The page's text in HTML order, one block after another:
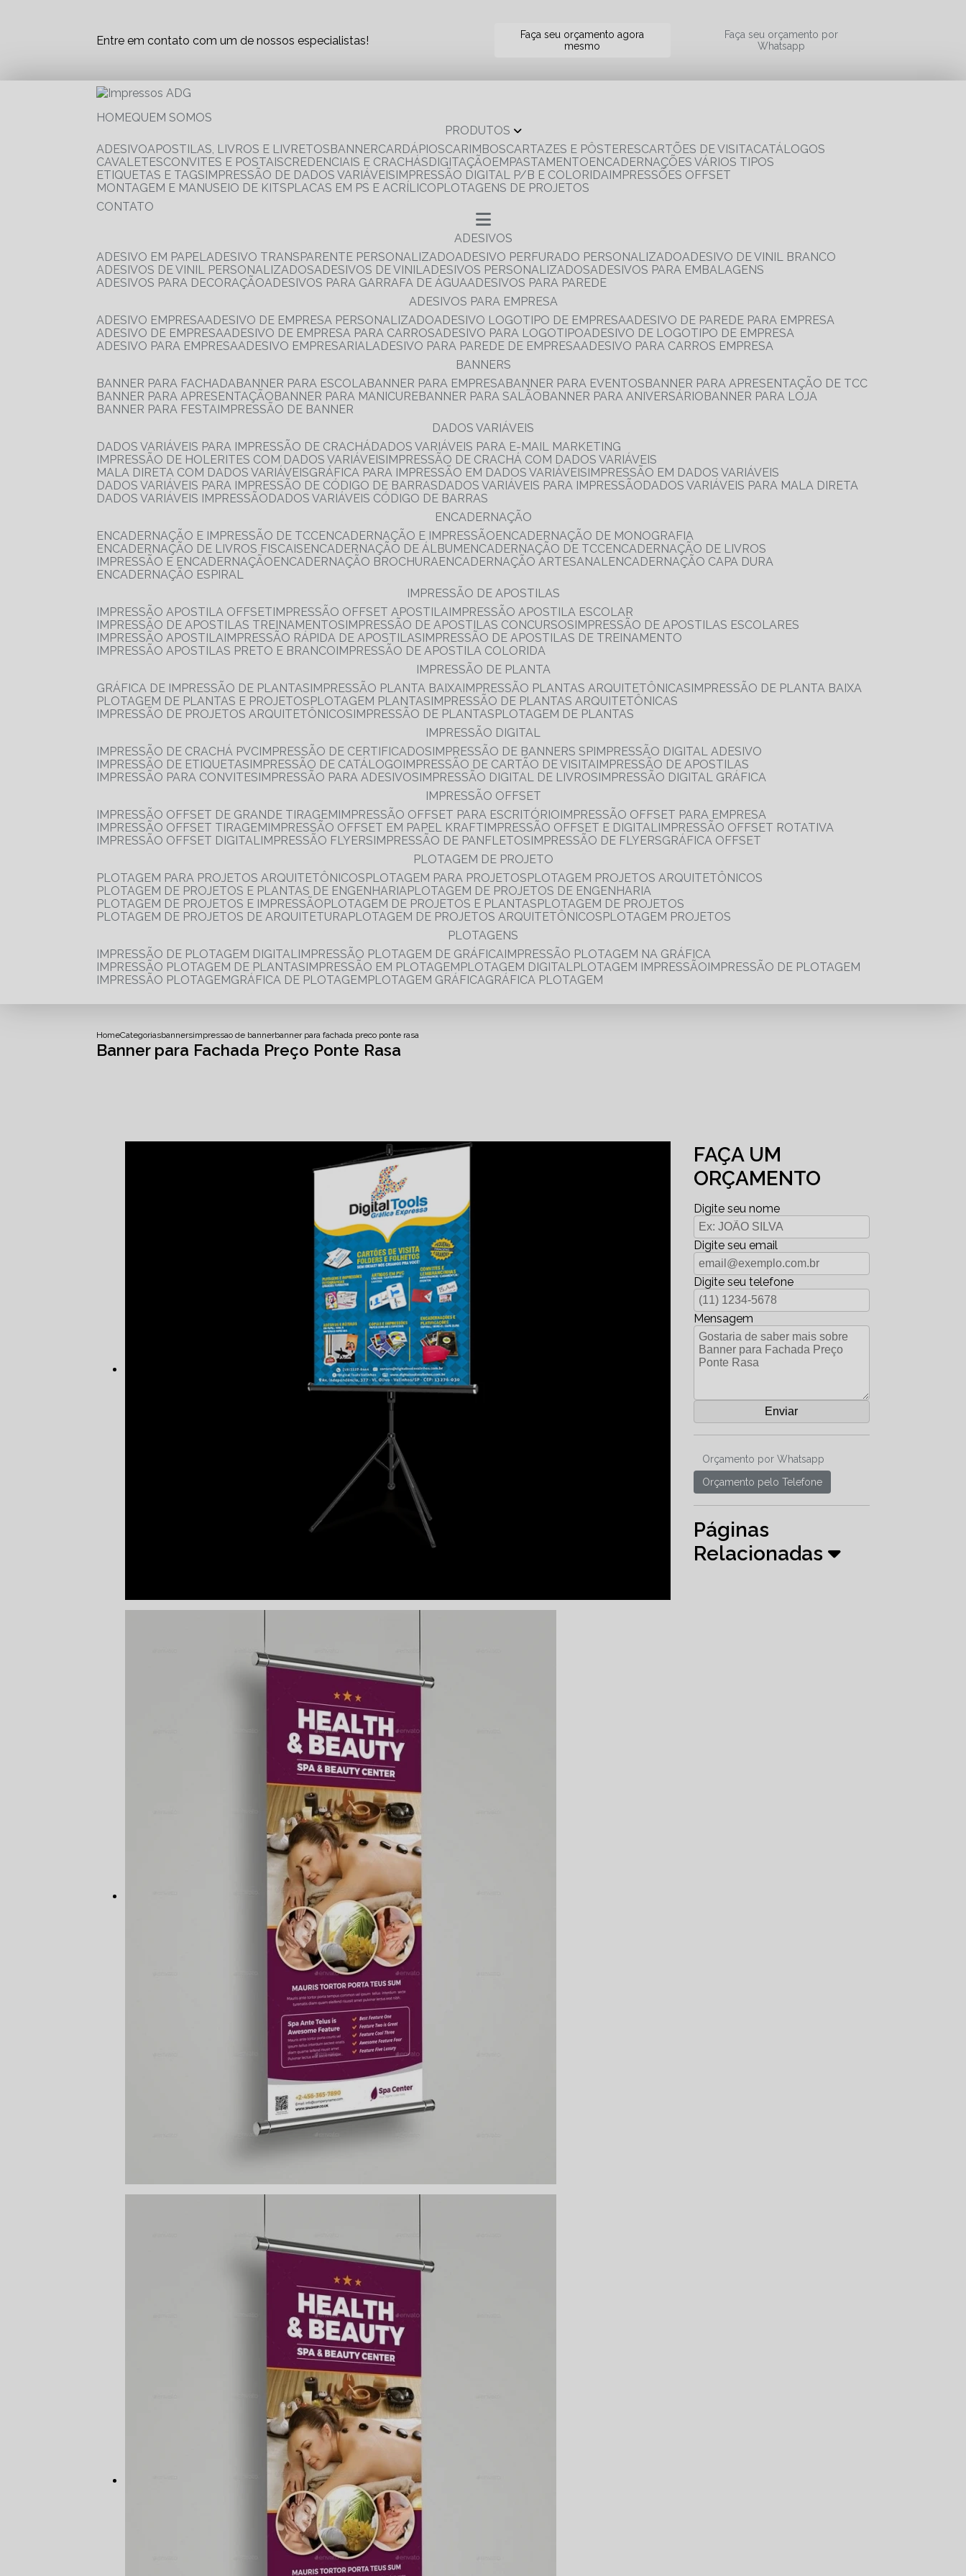
Entre em contato com um de nossos especialistas!
Faça seu orçamento agora
mesmo
Faça seu orçamento por
Whatsapp
HOME
QUEM SOMOS
PRODUTOS
ADESIVO
APOSTILAS, LIVROS E LIVRETOS BANNER CARDÁPIOS CARIMBOS CARTAZES E PÔSTERES CARTÕES DE VISITA
CATÁLOGOS
CAVALETES
CONVITES E POSTAIS CREDENCIAIS E CRACHÁS DIGITAÇÃO EMPASTAMENTO
ENCADERNAÇÕES VÁRIOS TIPOS
ETIQUETAS E TAGS IMPRESSÃO DE DADOS VARIÁVEIS IMPRESSÃO DIGITAL P/B E COLORIDA IMPRESSÕES OFFSET
MONTAGEM E MANUSEIO DE KITS
PLACAS EM PS E ACRÍLICO
PLOTAGENS DE PROJETOS
CONTATO
ADESIVOS
ADESIVO EM PAPEL
ADESIVO TRANSPARENTE PERSONALIZADO ADESIVO PERFURADO PERSONALIZADO
ADESIVO DE VINIL BRANCO
ADESIVOS DE VINIL PERSONALIZADOS
ADESIVOS DE VINIL ADESIVOS PERSONALIZADOS
ADESIVOS PARA EMBALAGENS
ADESIVOS PARA DECORAÇÃO
ADESIVOS PARA GARRAFA DE ÁGUA
ADESIVOS PARA PAREDE
ADESIVOS PARA EMPRESA
ADESIVO EMPRESA
ADESIVO DE EMPRESA PERSONALIZADO ADESIVO LOGOTIPO DE EMPRESA
ADESIVO DE PAREDE PARA EMPRESA
ADESIVO DE EMPRESA
ADESIVO DE EMPRESA PARA CARROS ADESIVO PARA LOGOTIPO
ADESIVO DE LOGOTIPO DE EMPRESA
ADESIVO PARA EMPRESA
ADESIVO EMPRESARIAL ADESIVO PARA PAREDE DE EMPRESA
ADESIVO PARA CARROS EMPRESA
BANNERS
BANNER PARA FACHADA
BANNER PARA ESCOLA BANNER PARA EMPRESA BANNER PARA EVENTOS
BANNER PARA APRESENTAÇÃO DE TCC
BANNER PARA APRESENTAÇÃO
BANNER PARA MANICURE BANNER PARA SALÃO BANNER PARA ANIVERSÁRIO
BANNER PARA LOJA
BANNER PARA FESTA IMPRESSÃO DE BANNER
DADOS VARIÁVEIS
DADOS VARIÁVEIS PARA IMPRESSÃO DE CRACHÁ
DADOS VARIÁVEIS PARA E-MAIL MARKETING
IMPRESSÃO DE HOLERITES COM DADOS VARIÁVEIS IMPRESSÃO DE CRACHÁ COM DADOS VARIÁVEIS
MALA DIRETA COM DADOS VARIÁVEIS
GRÁFICA PARA IMPRESSÃO EM DADOS VARIÁVEIS IMPRESSÃO EM DADOS VARIÁVEIS
DADOS VARIÁVEIS PARA IMPRESSÃO DE CÓDIGO DE BARRAS
DADOS VARIÁVEIS PARA IMPRESSÃO
DADOS VARIÁVEIS PARA MALA DIRETA
DADOS VARIÁVEIS IMPRESSÃO
DADOS VARIÁVEIS CÓDIGO DE BARRAS
ENCADERNAÇÃO
ENCADERNAÇÃO E IMPRESSÃO DE TCC
ENCADERNAÇÃO E IMPRESSÃO
ENCADERNAÇÃO DE MONOGRAFIA
ENCADERNAÇÃO DE LIVROS FISCAIS
ENCADERNAÇÃO DE ÁLBUM ENCADERNAÇÃO DE TCC
ENCADERNAÇÃO DE LIVROS
IMPRESSÃO E ENCADERNAÇÃO
ENCADERNAÇÃO BROCHURA ENCADERNAÇÃO ARTESANAL
ENCADERNAÇÃO CAPA DURA
ENCADERNAÇÃO ESPIRAL
IMPRESSÃO DE APOSTILAS
IMPRESSÃO APOSTILA OFFSET IMPRESSÃO OFFSET APOSTILA IMPRESSÃO APOSTILA ESCOLAR
IMPRESSÃO DE APOSTILAS TREINAMENTOS IMPRESSÃO DE APOSTILAS CONCURSOS IMPRESSÃO DE APOSTILAS ESCOLARES
IMPRESSÃO APOSTILA IMPRESSÃO RÁPIDA DE APOSTILAS IMPRESSÃO DE APOSTILAS DE TREINAMENTO
IMPRESSÃO APOSTILAS PRETO E BRANCO IMPRESSÃO DE APOSTILA COLORIDA
IMPRESSÃO DE PLANTA
GRÁFICA DE IMPRESSÃO DE PLANTAS IMPRESSÃO PLANTA BAIXA IMPRESSÃO PLANTAS ARQUITETÔNICAS IMPRESSÃO DE PLANTA BAIXA
PLOTAGEM DE PLANTAS E PROJETOS
PLOTAGEM PLANTAS IMPRESSÃO DE PLANTAS ARQUITETÔNICAS
IMPRESSÃO DE PROJETOS ARQUITETÔNICOS IMPRESSÃO DE PLANTAS
PLOTAGEM DE PLANTAS
IMPRESSÃO DIGITAL
IMPRESSÃO DE CRACHÁ PVC IMPRESSÃO DE CERTIFICADOS IMPRESSÃO DE BANNERS SP IMPRESSÃO DIGITAL ADESIVO
IMPRESSÃO DE ETIQUETAS IMPRESSÃO DE CATÁLOGO IMPRESSÃO DE CARTÃO DE VISITA IMPRESSÃO DE APOSTILAS
IMPRESSÃO PARA CONVITES IMPRESSÃO PARA ADESIVOS IMPRESSÃO DIGITAL DE LIVROS IMPRESSÃO DIGITAL GRÁFICA
IMPRESSÃO OFFSET
IMPRESSÃO OFFSET DE GRANDE TIRAGEM IMPRESSÃO OFFSET PARA ESCRITÓRIO IMPRESSÃO OFFSET PARA EMPRESA
IMPRESSÃO OFFSET TIRAGEM IMPRESSÃO OFFSET EM PAPEL KRAFT IMPRESSÃO OFFSET E DIGITAL IMPRESSÃO OFFSET ROTATIVA
IMPRESSÃO OFFSET DIGITAL IMPRESSÃO FLYERS IMPRESSÃO DE PANFLETOS IMPRESSÃO DE FLYERS
GRÁFICA OFFSET
PLOTAGEM DE PROJETO
PLOTAGEM PARA PROJETOS ARQUITETÔNICOS
PLOTAGEM PARA PROJETOS
PLOTAGEM PROJETOS ARQUITETÔNICOS
PLOTAGEM DE PROJETOS E PLANTAS DE ENGENHARIA
PLOTAGEM DE PROJETOS DE ENGENHARIA
PLOTAGEM DE PROJETOS E IMPRESSÃO
PLOTAGEM DE PROJETOS E PLANTAS
PLOTAGEM DE PROJETOS
PLOTAGEM DE PROJETOS DE ARQUITETURA
PLOTAGEM DE PROJETOS ARQUITETÔNICOS
PLOTAGEM PROJETOS
PLOTAGENS
IMPRESSÃO DE PLOTAGEM DIGITAL IMPRESSÃO PLOTAGEM DE GRÁFICA IMPRESSÃO PLOTAGEM NA GRÁFICA
IMPRESSÃO PLOTAGEM DE PLANTAS IMPRESSÃO EM PLOTAGEM PLOTAGEM DIGITAL PLOTAGEM IMPRESSÃO IMPRESSÃO DE PLOTAGEM
IMPRESSÃO PLOTAGEM
GRÁFICA DE PLOTAGEM PLOTAGEM GRÁFICA GRÁFICA PLOTAGEM
HomeCategoriasbannersimpressao de bannerbanner para fachada preco ponte rasa
Banner para Fachada Preço Ponte Rasa
FAÇA UM
ORÇAMENTO
Digite seu nome
Digite seu email
Digite seu telefone
Mensagem
Orçamento por Whatsapp
Orçamento pelo Telefone
Páginas
Relacionadas